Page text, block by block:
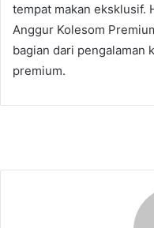
tempat makan eksklusif.
Anggur Kolesom
bagian dari pengalaman
premium.